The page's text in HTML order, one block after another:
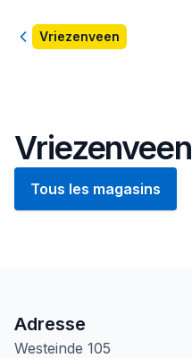
RetourVriezenveen
Vriezenveen
Tous les magasins
Adresse
Westeinde 105